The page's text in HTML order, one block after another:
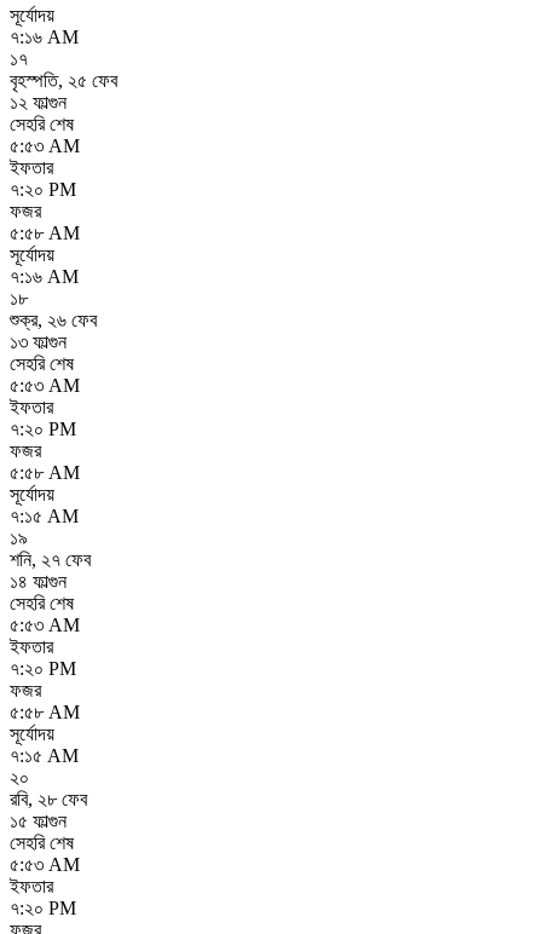
সূর্যোদয়
৭:১৬ AM
১৭
বৃহস্পতি, ২৫ ফেব
১২ ফাল্গুন
সেহরি শেষ
৫:৫৩ AM
ইফতার
৭:২০ PM
ফজর
৫:৫৮ AM
সূর্যোদয়
৭:১৬ AM
১৮
শুক্র, ২৬ ফেব
১৩ ফাল্গুন
সেহরি শেষ
৫:৫৩ AM
ইফতার
৭:২০ PM
ফজর
৫:৫৮ AM
সূর্যোদয়
৭:১৫ AM
১৯
শনি, ২৭ ফেব
১৪ ফাল্গুন
সেহরি শেষ
৫:৫৩ AM
ইফতার
৭:২০ PM
ফজর
৫:৫৮ AM
সূর্যোদয়
৭:১৫ AM
২০
রবি, ২৮ ফেব
১৫ ফাল্গুন
সেহরি শেষ
৫:৫৩ AM
ইফতার
৭:২০ PM
ফজর